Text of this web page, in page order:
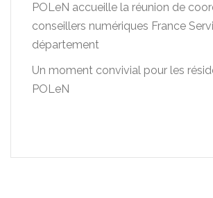
POLeN accueille la réunion de
conseillers numériques France
département
Un moment convivial pour les
POLeN